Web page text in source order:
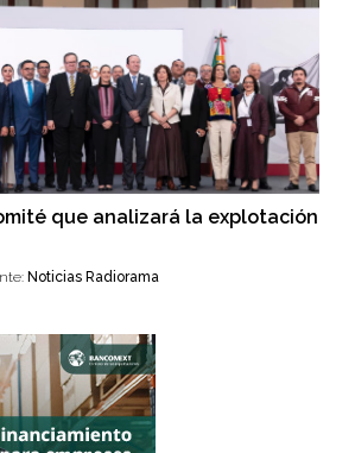
que analizará la explotación
Noticias Radiorama